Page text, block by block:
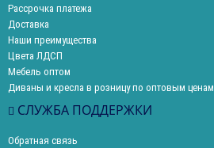
Рассрочка платежа
Доставка
Наши преимущества
Цвета ЛДСП
Мебель оптом
Диваны и кресла в розницу по оптовым ценам
СЛУЖБА ПОДДЕРЖКИ
Обратная связь